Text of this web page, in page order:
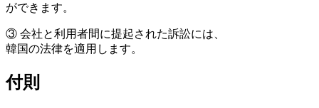
ができます。
③ 会社と利用者間に提起された訴訟には、
韓国の法律を適用します。
付則